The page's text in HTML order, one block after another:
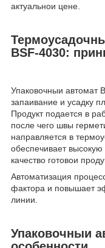
актуальнои цене.
BSF-4030:
Упаковочныи автомат
запаивание и усадку
Продукт подается в
после чего швы
направляется в
обеспечивает высокую
качество готовои
Автоматизация
фактора и повышает
линии.
Упаковочныи